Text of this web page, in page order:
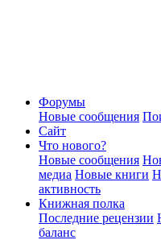
Форумы
Новые сообщения
Сайт
Что нового?
Новые сообщения
медиа Новые книги
активность
Книжная полка
Последние рецензии
баланс